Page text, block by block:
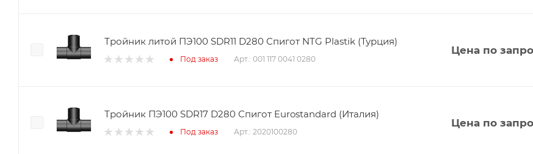
Тройник литой ПЭ100 SDR11 D280 Спигот NTG Plastik (Турция)
Под заказ Арт.: 001 117 0041 0280
Цена по
Тройник ПЭ100 SDR17 D280 Спигот Eurostandard (Италия)
Под заказ Арт.: 2020100280
Цена по